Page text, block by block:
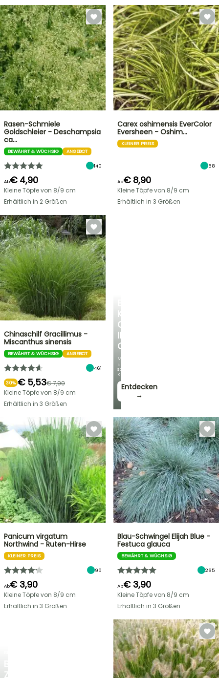
KÜHLE
OASE
IM
GARTEN
Mit
unseren
schönsten
Kletterpflanzen!
Entdecken
→
ZU
Rasen-Schmiele
Goldschleier - Deschampsia
ca…
BEWÄHRT & WÜCHSIG ANGEBOT
140
Ab€ 4,90
Kleine Töpfe von 8/9 cm
Erhältlich in 2 Größen
Carex oshimensis EverColor
Eversheen - Oshim…
KLEINER PREIS
58
Ab€ 8,90
Kleine Töpfe von 8/9 cm
Erhältlich in 3 Größen
Chinaschilf Gracillimus -
Miscanthus sinensis
BEWÄHRT & WÜCHSIG ANGEBOT
461
30% € 5,53€ 7,90
Kleine Töpfe von 8/9 cm
Erhältlich in 3 Größen
Panicum virgatum
Northwind - Ruten-Hirse
KLEINER PREIS
95
Ab€ 3,90
Kleine Töpfe von 8/9 cm
Erhältlich in 3 Größen
Blau-Schwingel Elijah Blue -
Festuca glauca
BEWÄHRT & WÜCHSIG
265
Ab€ 3,90
Kleine Töpfe von 8/9 cm
Erhältlich in 3 Größen